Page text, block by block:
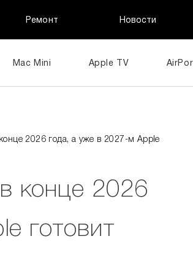
Ремонт Новости
Mac Mini Apple TV
2026 года, а уже в 2027-м Apple
конце 2026
готовит